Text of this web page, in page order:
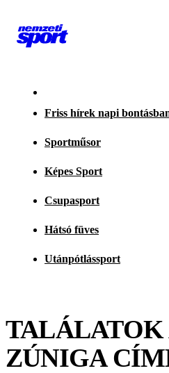
Friss hírek napi
Sportműsor
Képes Sport
Csupasport
Hátsó füves
Utánpótlássport
TALÁLATOK
ZÚNIGA